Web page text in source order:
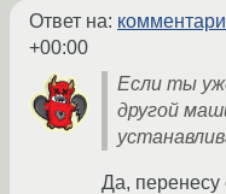
Ответ на:
+00:00
Если ты
другой
Да,